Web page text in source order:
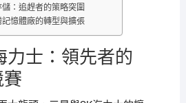
：追趕者的策略突圍
憶體廠的轉型與擴張
力士：領先者的